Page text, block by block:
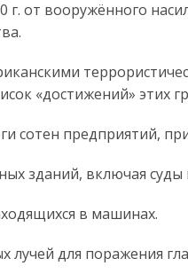
г. от вооружённого
«достижений» этих
сотен предприятий,
зданий, включая суды
в машинах.
для поражения